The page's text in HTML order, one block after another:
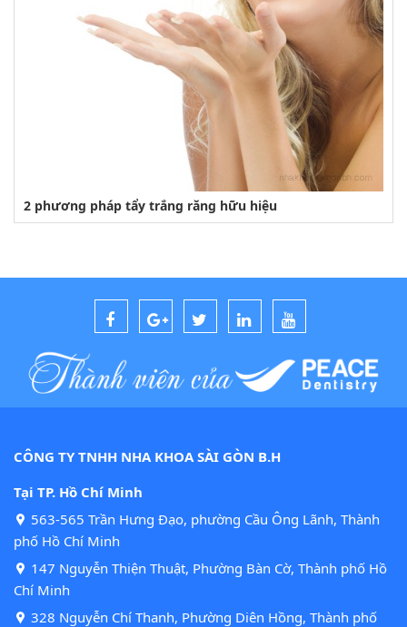
2 phương pháp tẩy trắng răng hữu hiệu
CÔNG TY TNHH NHA KHOA SÀI GÒN B.H
Tại TP. Hồ Chí Minh
563-565 Trần Hưng Đạo, phường Cầu Ông Lãnh, Thành
phố Hồ Chí Minh
147 Nguyễn Thiện Thuật, Phường Bàn Cờ, Thành phố Hồ
Chí Minh
328 Nguyễn Chí Thanh, Phường Diên Hồng, Thành phố